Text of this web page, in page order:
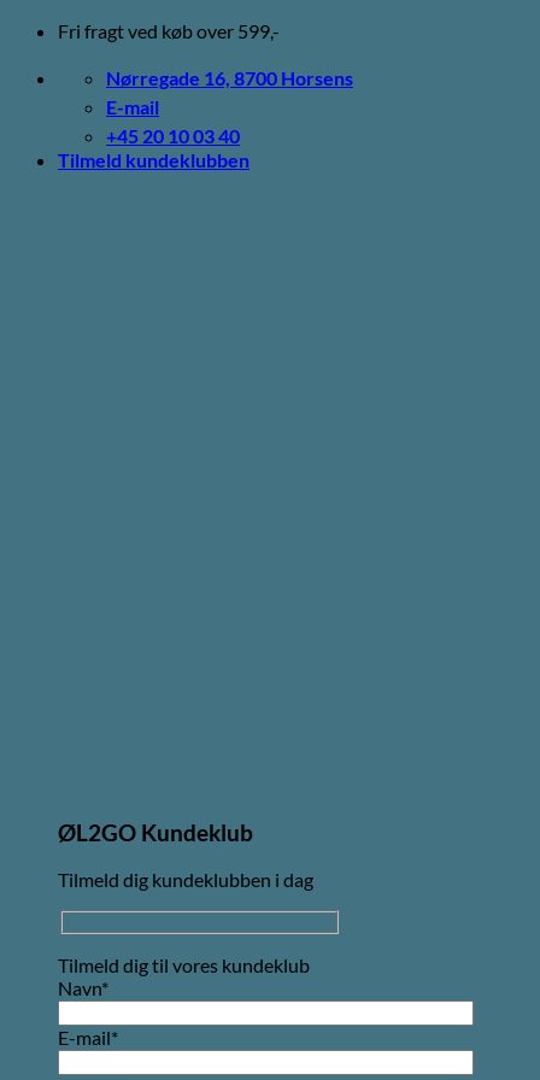
Fortsæt
indhold
Fri fragt ved køb over 599,-
Nørregade 16, 8700 Horsens
E-mail
+45 20 10 03 40
Tilmeld kundeklubben
ØL2GO Kundeklub
Tilmeld dig kundeklubben i dag
Tilmeld dig til vores kundeklub
Navn*
E-mail*